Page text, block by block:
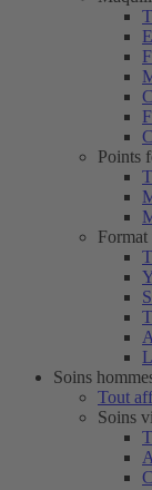
Points
Soins
Tout
Soins